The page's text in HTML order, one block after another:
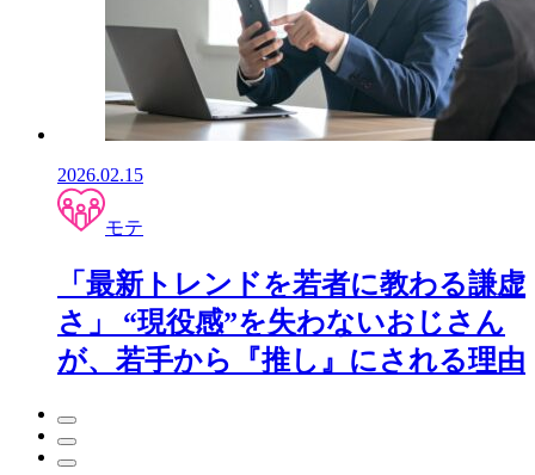
2026.02.15
モテ
「最新トレンドを若者に教わる謙虚
さ」 “現役感”を失わないおじさん
が、若手から『推し』にされる理由